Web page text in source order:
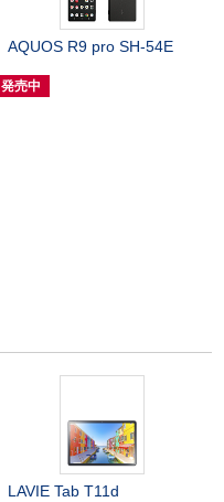
AQUOS R9 pro SH-54E
発売中
LAVIE Tab T11d